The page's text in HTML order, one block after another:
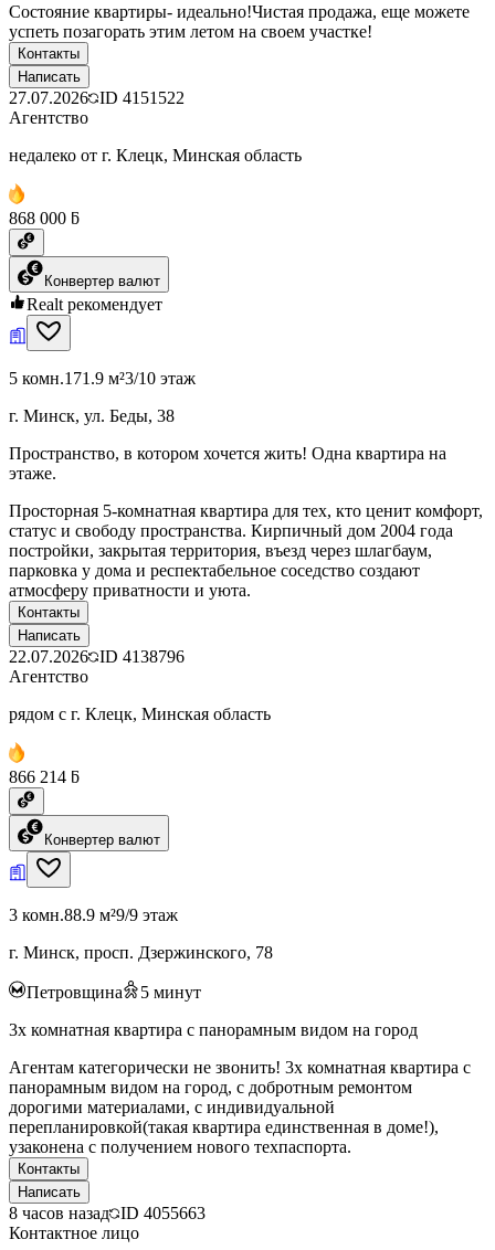
Состояние квартиры- идеально!Чистая продажа, еще можете
успеть позагорать этим летом на своем участке!
Контакты
Написать
27.07.2026 ID 4151522
Агентство
недалеко от г. Клецк, Минская область
868 000 ƃ
Конвертер валют
Realt рекомендует
5 комн.171.9 м²3/10 этаж
г. Минск, ул. Беды, 38
Пространство, в котором хочется жить! Одна квартира на
этаже.
Просторная 5-комнатная квартира для тех, кто ценит комфорт,
статус и свободу пространства. Кирпичный дом 2004 года
постройки, закрытая территория, въезд через шлагбаум,
парковка у дома и респектабельное соседство создают
атмосферу приватности и уюта.
Контакты
Написать
22.07.2026 ID 4138796
Агентство
рядом с г. Клецк, Минская область
866 214 ƃ
Конвертер валют
3 комн.88.9 м²9/9 этаж
г. Минск, просп. Дзержинского, 78
Петровщина 5 минут
3х комнатная квартира с панорамным видом на город
Агентам категорически не звонить! 3х комнатная квартира с
панорамным видом на город, с добротным ремонтом
дорогими материалами, с индивидуальной
перепланировкой(такая квартира единственная в доме!),
узаконена с получением нового техпаспорта.
Контакты
Написать
8 часов назад ID 4055663
Контактное лицо